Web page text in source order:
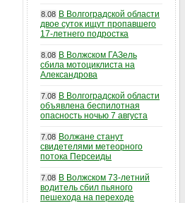
8.08 В Волгоградской области
двое суток ищут пропавшего
17-летнего подростка
8.08 В Волжском ГАЗель
сбила мотоциклиста на
Александрова
7.08 В Волгоградской области
объявлена беспилотная
опасность ночью 7 августа
7.08 Волжане станут
свидетелями метеорного
потока Персеиды
7.08 В Волжском 73-летний
водитель сбил пьяного
пешехода на переходе